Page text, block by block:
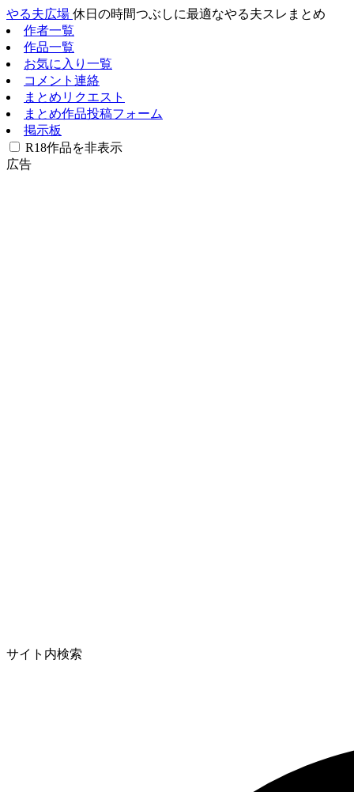
やる夫広場 休日の時間つぶしに最適なやる夫スレまとめ
作者一覧
作品一覧
お気に入り一覧
コメント連絡
まとめリクエスト
まとめ作品投稿フォーム
掲示板
R18作品を非表示
広告
サイト内検索